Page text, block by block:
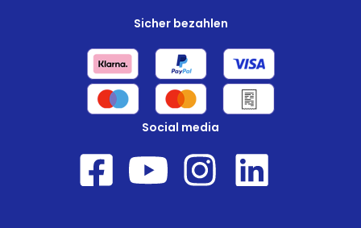
Sicher bezahlen
Social media